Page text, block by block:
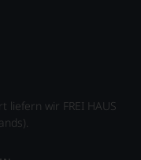
liefern wir FREI HAUS